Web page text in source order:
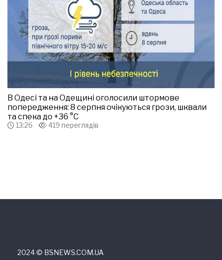
В Одесі та на Одещині оголосили штормове
попередження: 8 серпня очікуються грози, шквали
та спека до +36 °С
13:26 419 переглядів
2024 © ВSNEWS.COM.UA